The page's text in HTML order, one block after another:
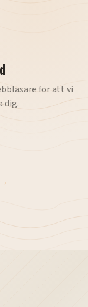
för att vi
dig.